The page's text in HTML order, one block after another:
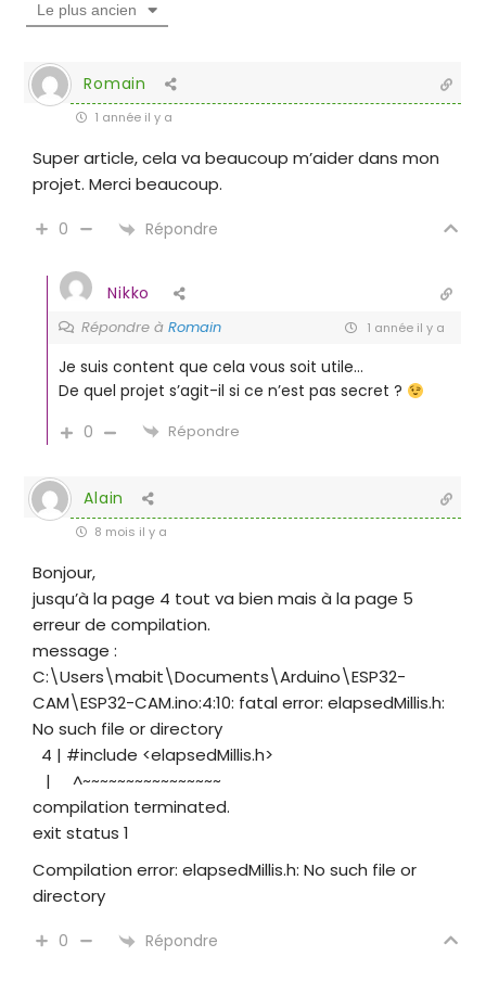
Le plus ancien
Romain
1 année il y a
Super article, cela va beaucoup m’aider dans mon
projet. Merci beaucoup.
0 Répondre
Nikko
Répondre àRomain 1 année il y a
Je suis content que cela vous soit utile…
De quel projet s’agit-il si ce n’est pas secret ?
0
Répondre
Alain
8 mois il y a
Bonjour,
jusqu’à la page 4 tout va bien mais à la page 5
erreur de compilation.
message :
C:\Users\mabit\Documents\Arduino\ESP32-
CAM\ESP32-CAM.ino:4:10: fatal error: elapsedMillis.h:
No such file or directory
4 | #include <elapsedMillis.h>
| ^~~~~~~~~~~~~~~~~
compilation terminated.
exit status 1
Compilation error: elapsedMillis.h: No such file or
directory
0 Répondre